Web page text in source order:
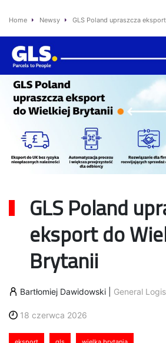
Home Newsy GLS Poland upraszcza
GLS Poland
eksport do
Brytanii
Bartłomiej Dawidowski General
18 czerwca 2026